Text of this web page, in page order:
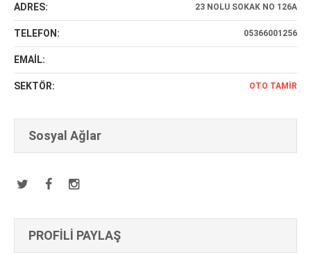
ADRES: 23 NOLU SOKAK NO 126A
TELEFON: 05366001256
EMAİL:
SEKTÖR: OTO TAMIR
Sosyal Ağlar
PROFİLİ PAYLAŞ